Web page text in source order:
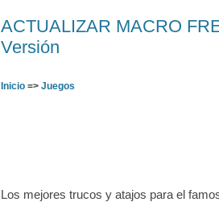
ACTUALIZAR MACRO
Versión
Inicio => Juegos
Los mejores trucos y atajos para el